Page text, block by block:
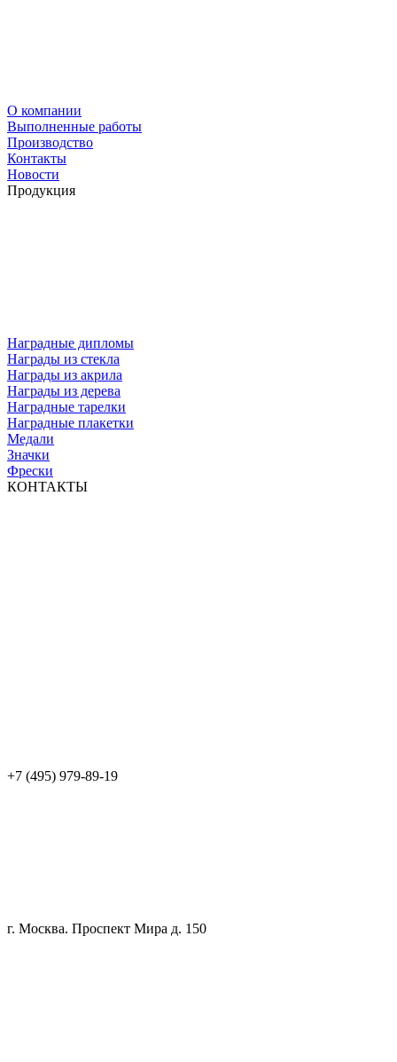
О компании
Выполненные работы
Производство
Контакты
Новости
Продукция
Наградные дипломы
Награды из стекла
Награды из акрила
Награды из дерева
Наградные тарелки
Наградные плакетки
Медали
Значки
Фрески
КОНТАКТЫ
+7 (495) 979-89-19
г. Москва. Проспект Мира д. 150